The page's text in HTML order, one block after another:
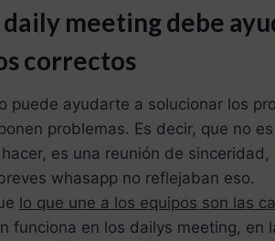
meeting debe
correctos
puede ayudarte a solucionar los
problemas. Es decir, que no
es una reunión de
whasapp no reflejaban eso.
lo que une a los equipos son las
funciona en los dailys meeting, en